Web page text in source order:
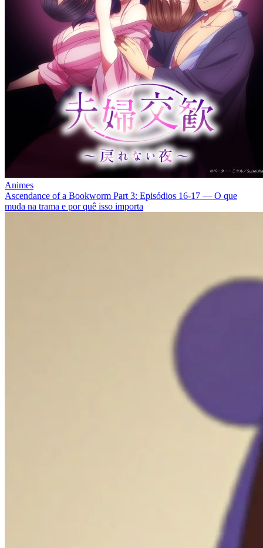
Animes
Ascendance of a Bookworm Part 3: Episódios 16‑17 — O que
muda na trama e por quê isso importa